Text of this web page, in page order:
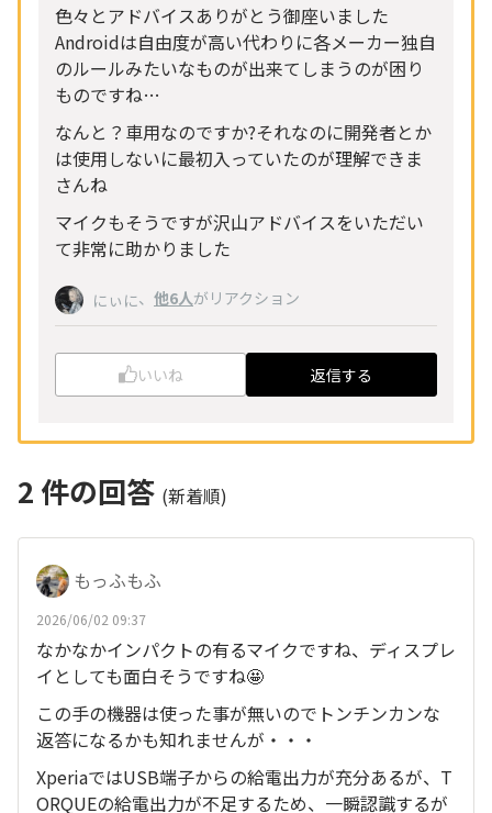
色々とアドバイスありがとう御座いました
Androidは自由度が高い代わりに各メーカー独自
のルールみたいなものが出来てしまうのが困り
ものですね…
なんと？車用なのですか?それなのに開発者とか
は使用しないに最初入っていたのが理解できま
さんね
マイクもそうですが沢山アドバイスをいただい
て非常に助かりました
にぃに、 他6人がリアクション
いいね 返信する
2 件の回答 (新着順)
もっふもふ
2026/06/02 09:37
なかなかインパクトの有るマイクですね、ディスプレ
イとしても面白そうですね🤩
この手の機器は使った事が無いのでトンチンカンな
返答になるかも知れませんが・・・
XperiaではUSB端子からの給電出力が充分あるが、T
ORQUEの給電出力が不足するため、一瞬認識するが